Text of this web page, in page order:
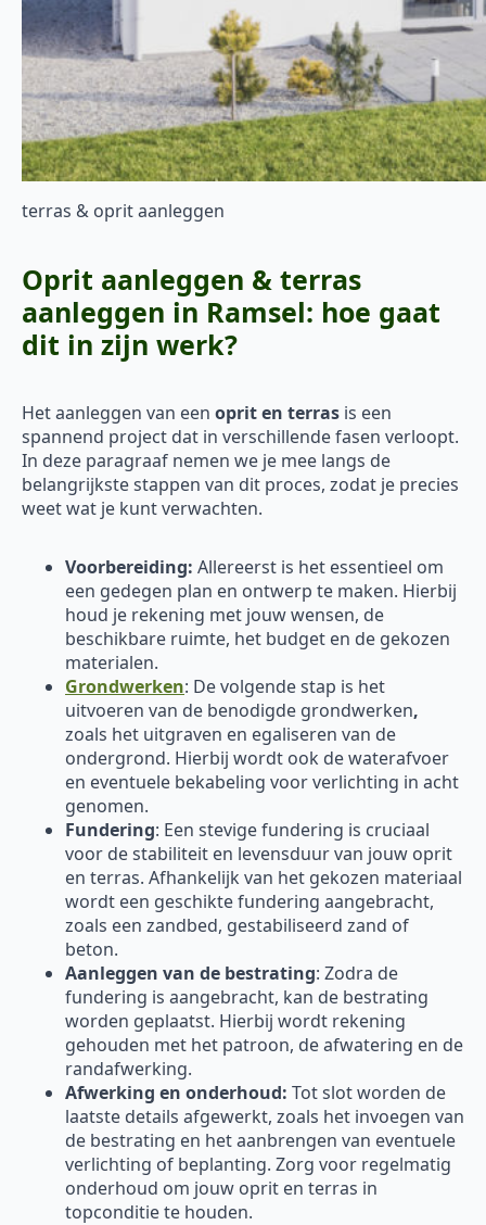
terras & oprit aanleggen
Oprit aanleggen & terras
aanleggen in Ramsel: hoe gaat
dit in zijn werk?
Het aanleggen van een oprit en terras is een
spannend project dat in verschillende fasen verloopt.
In deze paragraaf nemen we je mee langs de
belangrijkste stappen van dit proces, zodat je precies
weet wat je kunt verwachten.
Voorbereiding: Allereerst is het essentieel om
een gedegen plan en ontwerp te maken. Hierbij
houd je rekening met jouw wensen, de
beschikbare ruimte, het budget en de gekozen
materialen.
Grondwerken: De volgende stap is het
uitvoeren van de benodigde grondwerken,
zoals het uitgraven en egaliseren van de
ondergrond. Hierbij wordt ook de waterafvoer
en eventuele bekabeling voor verlichting in acht
genomen.
Fundering: Een stevige fundering is cruciaal
voor de stabiliteit en levensduur van jouw oprit
en terras. Afhankelijk van het gekozen materiaal
wordt een geschikte fundering aangebracht,
zoals een zandbed, gestabiliseerd zand of
beton.
Aanleggen van de bestrating: Zodra de
fundering is aangebracht, kan de bestrating
worden geplaatst. Hierbij wordt rekening
gehouden met het patroon, de afwatering en de
randafwerking.
Afwerking en onderhoud: Tot slot worden de
laatste details afgewerkt, zoals het invoegen van
de bestrating en het aanbrengen van eventuele
verlichting of beplanting. Zorg voor regelmatig
onderhoud om jouw oprit en terras in
topconditie te houden.